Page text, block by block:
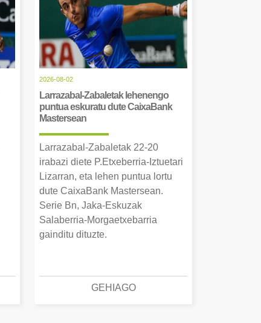
2026-08-02
Larrazabal-Zabaletak lehenengo
puntua eskuratu dute CaixaBank
Mastersean
Larrazabal-Zabaletak 22-20
irabazi diete P.Etxeberria-Iztuetari
Lizarran, eta lehen puntua lortu
dute CaixaBank Mastersean.
Serie Bn, Jaka-Eskuzak
Salaberria-Morgaetxebarria
gainditu dituzte.
GEHIAGO